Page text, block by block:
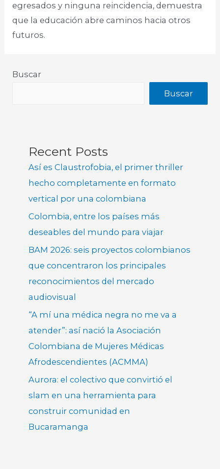
egresados y ninguna reincidencia, demuestra
que la educación abre caminos hacia otros
futuros.
Buscar
Buscar
Recent Posts
Así es Claustrofobia, el primer thriller
hecho completamente en formato
vertical por una colombiana
Colombia, entre los países más
deseables del mundo para viajar
BAM 2026: seis proyectos colombianos
que concentraron los principales
reconocimientos del mercado
audiovisual
“A mí una médica negra no me va a
atender”: así nació la Asociación
Colombiana de Mujeres Médicas
Afrodescendientes (ACMMA)
Aurora: el colectivo que convirtió el
slam en una herramienta para
construir comunidad en
Bucaramanga